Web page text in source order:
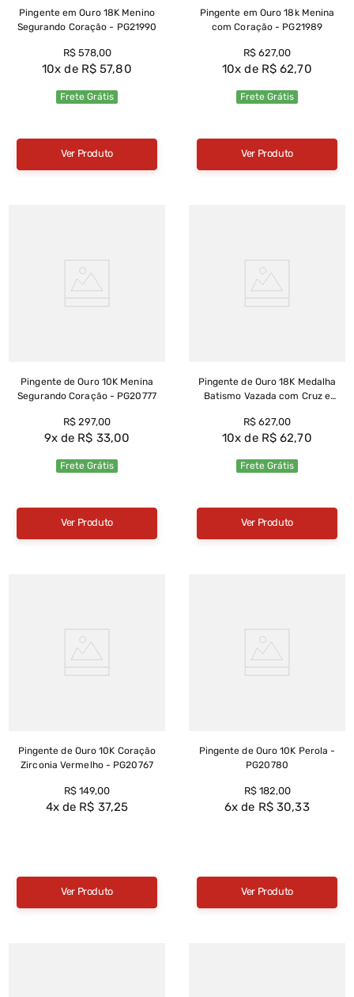
Pingente em Ouro 18K Menino
Segurando Coração - PG21990
R$ 578,00
10 R$ 57,80
Frete Grátis
Ver Produto
Pingente em Ouro 18k Menina
com Coração - PG21989
R$ 627,00
10 R$ 62,70
Frete Grátis
Ver Produto
Pingente de Ouro 10K Menina
Segurando Coração - PG20777
R$ 297,00
9 R$ 33,00
Frete Grátis
Ver Produto
Pingente de Ouro 18K Medalha
Batismo Vazada com Cruz e
PG23197
R$ 627,00
10 R$ 62,70
Frete Grátis
Ver Produto
Pingente de Ouro 10K Coração
Zirconia Vermelho - PG20767
R$ 149,00
4 R$ 37,25
Ver Produto
Pingente de Ouro 10K Perola -
PG20780
R$ 182,00
6 R$ 30,33
Ver Produto